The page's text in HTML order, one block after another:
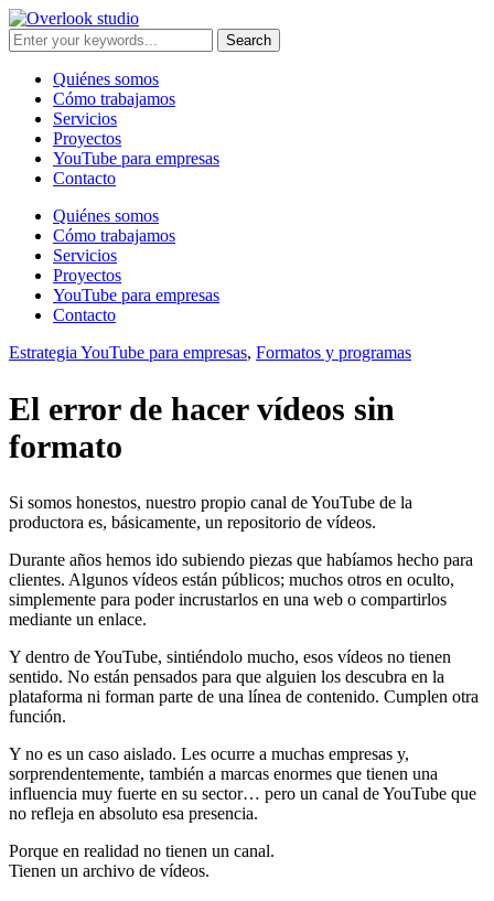
Quiénes somos
Cómo trabajamos
Servicios
Proyectos
YouTube para empresas
Contacto
Quiénes somos
Cómo trabajamos
Servicios
Proyectos
YouTube para empresas
Contacto
Estrategia YouTube para empresas, Formatos y programas
El error de hacer vídeos sin
formato
Si somos honestos, nuestro propio canal de YouTube de la
productora es, básicamente, un repositorio de vídeos.
Durante años hemos ido subiendo piezas que habíamos hecho para
clientes. Algunos vídeos están públicos; muchos otros en oculto,
simplemente para poder incrustarlos en una web o compartirlos
mediante un enlace.
Y dentro de YouTube, sintiéndolo mucho, esos vídeos no tienen
sentido. No están pensados para que alguien los descubra en la
plataforma ni forman parte de una línea de contenido. Cumplen otra
función.
Y no es un caso aislado. Les ocurre a muchas empresas y,
sorprendentemente, también a marcas enormes que tienen una
influencia muy fuerte en su sector… pero un canal de YouTube que
no refleja en absoluto esa presencia.
Porque en realidad no tienen un canal.
Tienen un archivo de vídeos.